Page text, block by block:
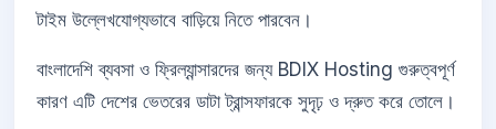
টাইম উল্লেখযোগ্যভাবে বাড়িয়ে নিতে পারবেন।
বাংলাদেশি ব্যবসা ও ফ্রিল্যান্সারদের জন্য BDIX Hosting গুরুত্বপূর্ণ
কারণ এটি দেশের ভেতরের ডাটা ট্রান্সফারকে সুদৃঢ় ও দ্রুত করে তোলে।